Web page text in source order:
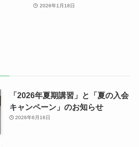
2026年1月18日
「2026年夏期講習」と「夏の入会
キャンペーン」のお知らせ
2026年6月16日